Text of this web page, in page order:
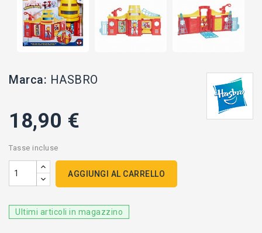
Marca: HASBRO
18,90 €
Tasse incluse
AGGIUNGI AL CARRELLO
Ultimi articoli in magazzino